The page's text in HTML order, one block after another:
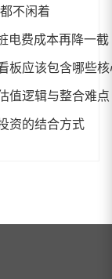
不闲着
电费成本再降一截
板应该包含哪些
值逻辑与整合难点
资的结合方式